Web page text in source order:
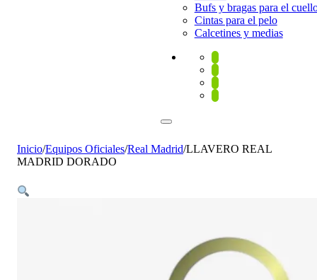
Bufs y bragas para el
Cintas para el pelo
Calcetines y medias
Inicio/Equipos Oficiales/Real Madrid/LLAVERO REAL
MADRID DORADO